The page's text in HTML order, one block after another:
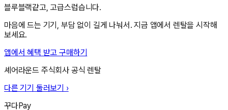
블루블랙같고, 고급스럽습니다.
마음에 드는 기기, 부담 없이 길게 나눠서. 지금 앱에서 렌탈을 시작해
보세요.
앱에서 혜택 받고 구매하기
셰어라운드 주식회사 공식 렌탈
다른 기기 둘러보기 ›
꾸다Pay